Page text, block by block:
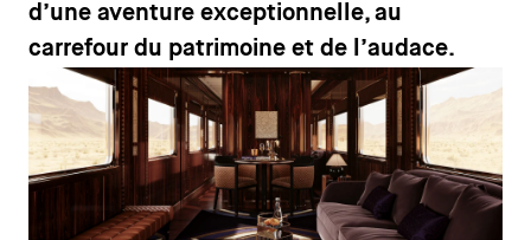
d’une aventure exceptionnelle, au
carrefour du patrimoine et de l’audace.